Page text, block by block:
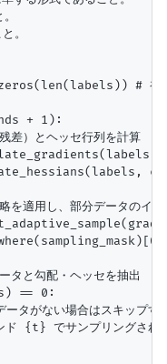
。
# 初期
+ 1):
）とヘッセ行列を計算
適用し、部分データのイン
と勾配・ヘッセを抽出
== 0:
がない場合はスキップす
{t} でサンプリングされ